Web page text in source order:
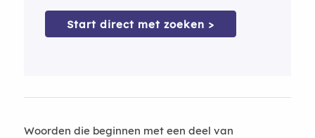
Start direct met zoeken >
Woorden die beginnen met een deel van